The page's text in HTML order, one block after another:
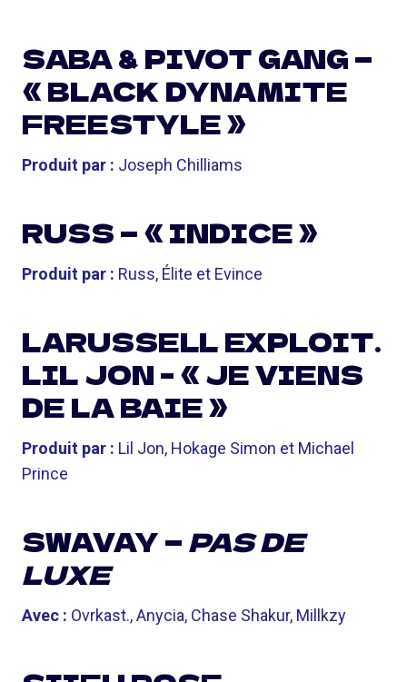
SABA & PIVOT GANG —
« BLACK DYNAMITE
FREESTYLE »
Produit par : Joseph Chilliams
RUSS — « INDICE »
Produit par : Russ, Élite et Evince
LARUSSELL EXPLOIT.
LIL JON – « JE VIENS
DE LA BAIE »
Produit par : Lil Jon, Hokage Simon et Michael
Prince
SWAVAY — PAS DE
LUXE
Avec : Ovrkast., Anycia, Chase Shakur, Millkzy